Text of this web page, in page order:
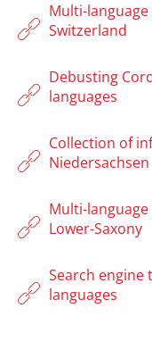
Multi-
Switzerland
Debusting
languages
Collection of
Niedersachsen
Multi-
Lower-Saxony
Search engine
languages